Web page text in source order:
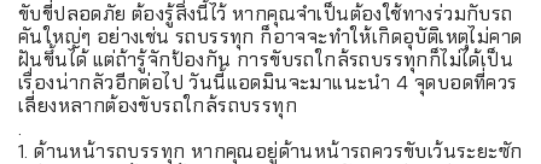
ขับขี่ปลอดภัย ต้องรู้สิ่งนี้ไว้ หากคุณจำเป็นต้องใช้ทางร่วมกับรถ
คันใหญ่ๆ อย่างเช่น รถบรรทุก ก็อาจจะทำให้เกิดอุบัติเหตุไม่คาด
ฝันขึ้นได้ แต่ถ้ารู้จักป้องกัน การขับรถใกล้รถบรรทุกก็ไม่ได้เป็น
เรื่องน่ากลัวอีกต่อไป วันนี้แอดมินจะมาแนะนำ 4 จุดบอดที่ควร
เลี่ยงหลากต้องขับรถใกล้รถบรรทุก
.
1. ด้านหน้ารถบรรทุก หากคุณอยู่ด้านหน้ารถควรขับเว้นระยะซัก